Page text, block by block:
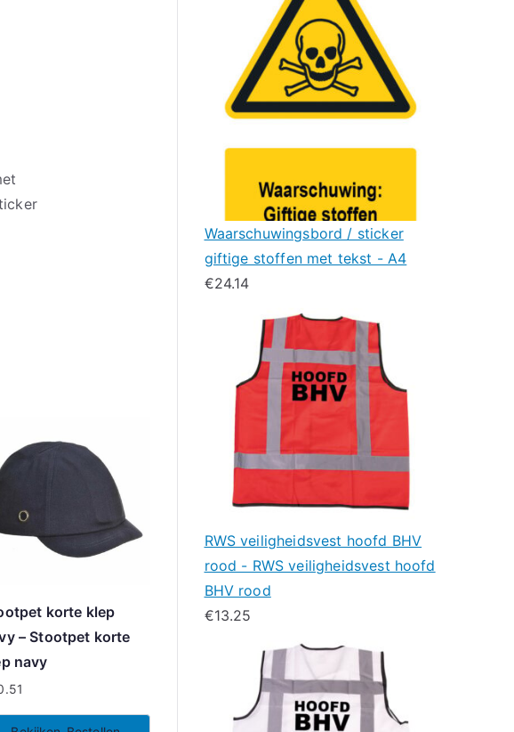
korte klep
– Stootpet korte
navy
Waarschuwingsbord / sticker
giftige stoffen met tekst - A4
€24.14
RWS veiligheidsvest hoofd BHV
rood - RWS veiligheidsvest hoofd
BHV rood
€13.25